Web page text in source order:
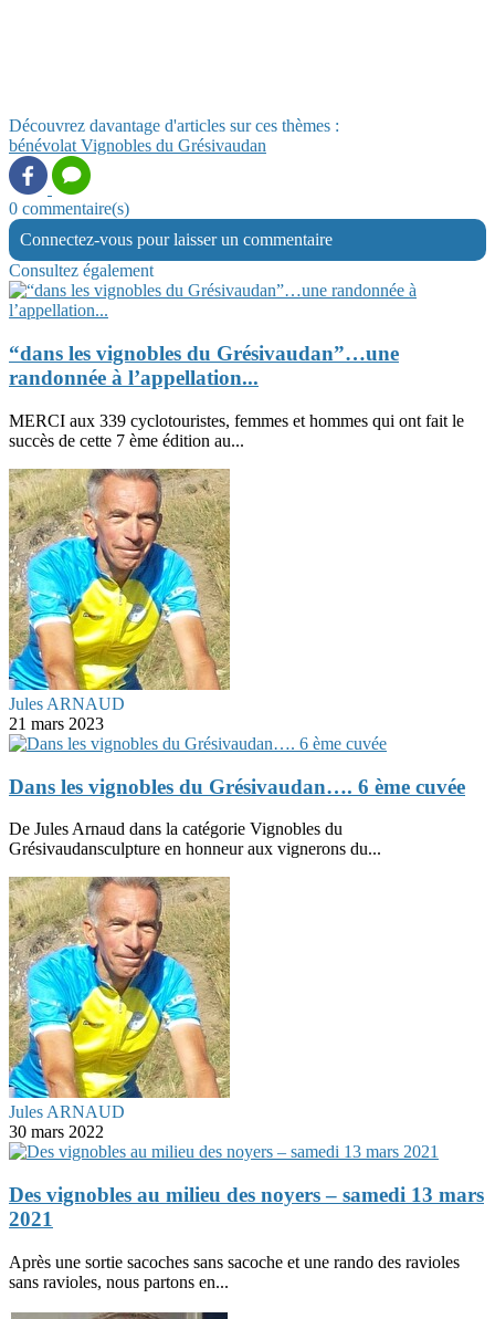
Découvrez davantage d'articles sur ces thèmes :
bénévolatVignobles du Grésivaudan
0 commentaire(s)
Connectez-vous pour laisser un commentaire
Consultez également
“dans les vignobles du Grésivaudan”…une
randonnée à l’appellation...
MERCI aux 339 cyclotouristes, femmes et hommes qui ont fait le
succès de cette 7 ème édition au...
Jules ARNAUD
21 mars 2023
Dans les vignobles du Grésivaudan…. 6 ème cuvée
De Jules Arnaud dans la catégorie Vignobles du
Grésivaudansculpture en honneur aux vignerons du...
Jules ARNAUD
30 mars 2022
Des vignobles au milieu des noyers – samedi 13 mars
2021
Après une sortie sacoches sans sacoche et une rando des ravioles
sans ravioles, nous partons en...